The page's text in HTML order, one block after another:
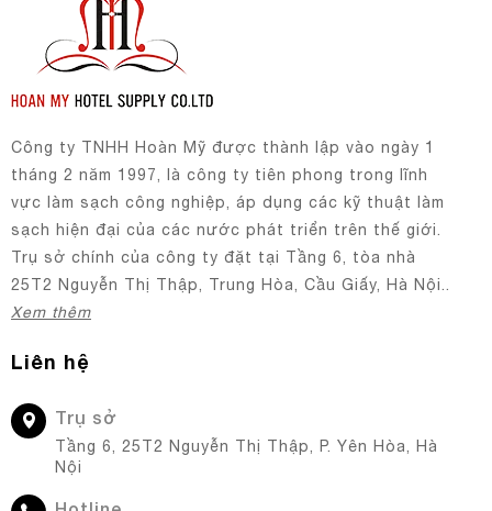
Công ty TNHH Hoàn Mỹ được thành lập vào ngày 1
tháng 2 năm 1997, là công ty tiên phong trong lĩnh
vực làm sạch công nghiệp, áp dụng các kỹ thuật làm
sạch hiện đại của các nước phát triển trên thế giới.
Trụ sở chính của công ty đặt tại Tầng 6, tòa nhà
25T2 Nguyễn Thị Thập, Trung Hòa, Cầu Giấy, Hà Nội..
Xem thêm
Liên hệ
Trụ sở
Tầng 6, 25T2 Nguyễn Thị Thập, P. Yên Hòa, Hà
Nội